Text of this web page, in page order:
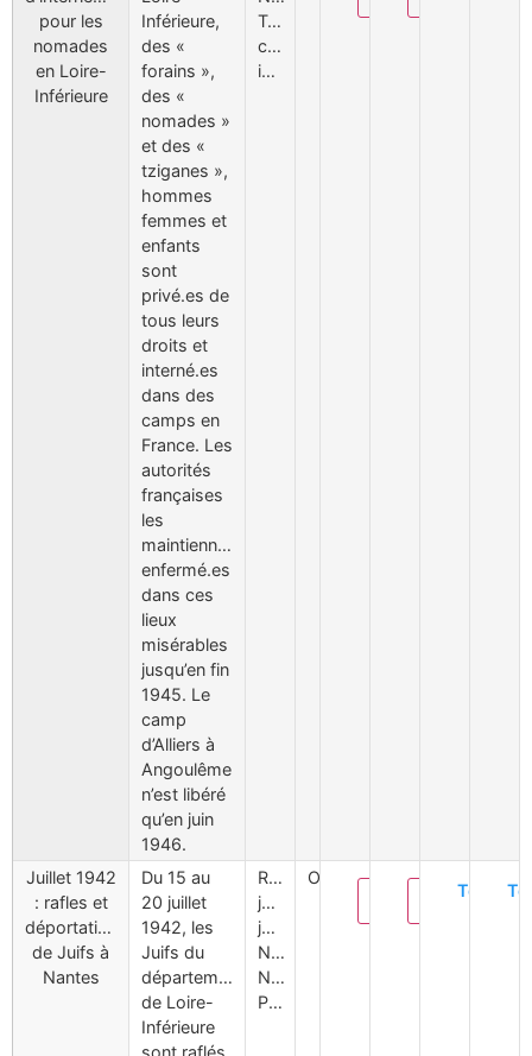
pour les
nomades
en Loire-
Inférieure
Inférieure,
des «
forains »,
des «
nomades »
et des «
tziganes »,
hommes
femmes et
enfants
sont
privé.es de
tous leurs
droits et
interné.es
dans des
camps en
France. Les
autorités
françaises
les
maintiennent
enfermé.es
dans ces
lieux
misérables
jusqu’en fin
1945. Le
camp
d’Alliers à
Angoulême
n’est libéré
qu’en juin
1946.
Tsiganes,
camps,
internement.
Juillet 1942
: rafles et
déportations
de Juifs à
Nantes
Du 15 au
20 juillet
1942, les
Juifs du
département
de Loire-
Inférieure
sont raflés
Rafles
juifs
juillet1942
Nantes
Nantes
Patrimonia
Oui
Supprimer